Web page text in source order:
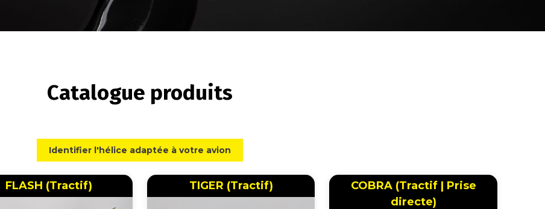
Catalogue produits
Identifier l'hélice adaptée à votre avion
FLASH (Tractif) TIGER (Tractif)
COBRA (Tractif | Prise
directe)